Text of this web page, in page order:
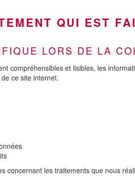
QUI EST
LORS DE LA
compréhensibles et lisibles, les
ce site internet.
concernant les traitements que nous